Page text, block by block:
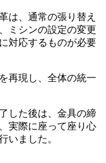
は、通常の張り替え
ミシンの設定の変更
対応するものが必要
再現し、全体の統一
した後は、金具の締
実際に座って座り心
いました。